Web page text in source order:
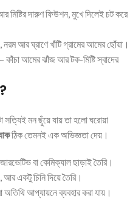
মিষ্টির দারুণ ফিউশন, মুখে দিলেই চট করে
নরম আর ঘ্রাণে খাঁটি গ্রামের আমের ছোঁয়া।
– কাঁচা আমের ঝাঁজ আর টক-মিষ্টি স্বাদের
সত্যিই মন ছুঁয়ে যায় তা হলো ঘরোয়া
ঠিক তেমনই এক অভিজ্ঞতা দেয়।
বা কেমিক্যাল ছাড়াই তৈরি।
একটু চিনি দিয়ে তৈরি।
অতিথি আপ্যায়নে ব্যবহার করা যায়।